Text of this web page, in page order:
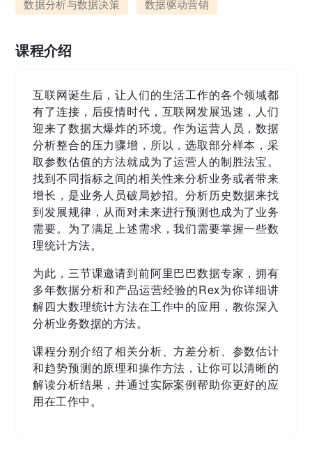
数据分析与数据决策 数据驱动营销
课程介绍
互联网诞生后，让人们的生活工作的各个领域都
有了连接，后疫情时代，互联网发展迅速，人们
迎来了数据大爆炸的环境。作为运营人员，数据
分析整合的压力骤增，所以，选取部分样本，采
取参数估值的方法就成为了运营人的制胜法宝。
找到不同指标之间的相关性来分析业务或者带来
增长，是业务人员破局妙招。分析历史数据来找
到发展规律，从而对未来进行预测也成为了业务
需要。为了满足上述需求，我们需要掌握一些数
理统计方法。
为此，三节课邀请到前阿⾥巴巴数据专家，拥有
多年数据分析和产品运营经验的Rex为你详细讲
解四大数理统计方法在工作中的应用，教你深入
分析业务数据的方法。
课程分别介绍了相关分析、方差分析、参数估计
和趋势预测的原理和操作方法，让你可以清晰的
解读分析结果，并通过实际案例帮助你更好的应
用在工作中。